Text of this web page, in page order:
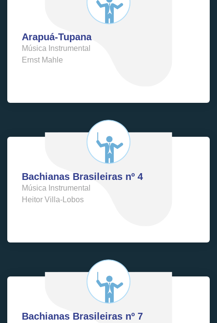
Arapuá-Tupana
Música Instrumental
Ernst Mahle
Bachianas Brasileiras nº 4
Música Instrumental
Heitor Villa-Lobos
Bachianas Brasileiras nº 7